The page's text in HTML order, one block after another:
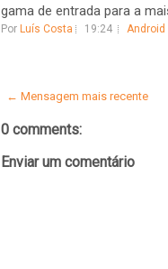
gama de entrada para a
Por Luís Costa 19:24 Android
← Mensagem mais recente
0 comments:
Enviar um comentário